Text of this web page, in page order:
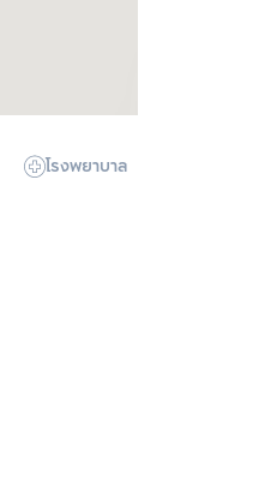
โรงพยาบาล